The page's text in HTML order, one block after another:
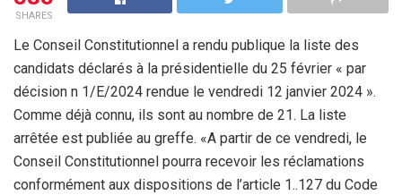
SHARES
Le Conseil Constitutionnel a rendu publique la liste des
candidats déclarés à la présidentielle du 25 février « par
décision n 1/E/2024 rendue le vendredi 12 janvier 2024 ».
Comme déjà connu, ils sont au nombre de 21. La liste
arrêtée est publiée au greffe. «A partir de ce vendredi, le
Conseil Constitutionnel pourra recevoir les réclamations
conformément aux dispositions de l’article 1..127 du Code